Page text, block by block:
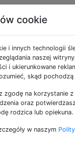
Apple Tagi
cookie
i innych technologii
naszej
i ukierunkowane
skąd pochodzą
zgodę na korzystanie
oraz
rodzica lub opiekuna.
w naszym